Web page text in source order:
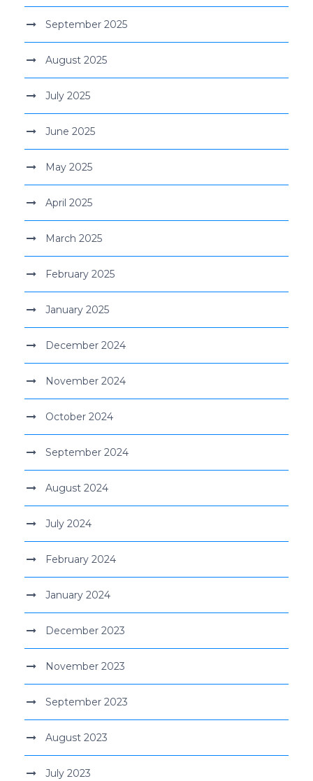
September 2025
August 2025
July 2025
June 2025
May 2025
April 2025
March 2025
February 2025
January 2025
December 2024
November 2024
October 2024
September 2024
August 2024
July 2024
February 2024
January 2024
December 2023
November 2023
September 2023
August 2023
July 2023